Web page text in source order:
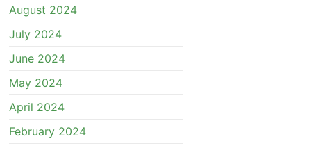
August 2024
July 2024
June 2024
May 2024
April 2024
February 2024